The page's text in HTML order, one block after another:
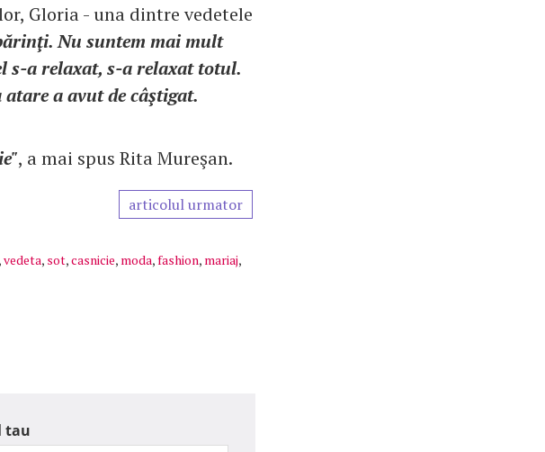
Gloria - una dintre vedetele
Nu suntem mai mult
s-a relaxat, s-a relaxat totul.
a avut de câştigat.
, a mai spus Rita Mureşan.
articolul urmator
,vedeta, sot,casnicie, moda,fashion, mariaj,
tau